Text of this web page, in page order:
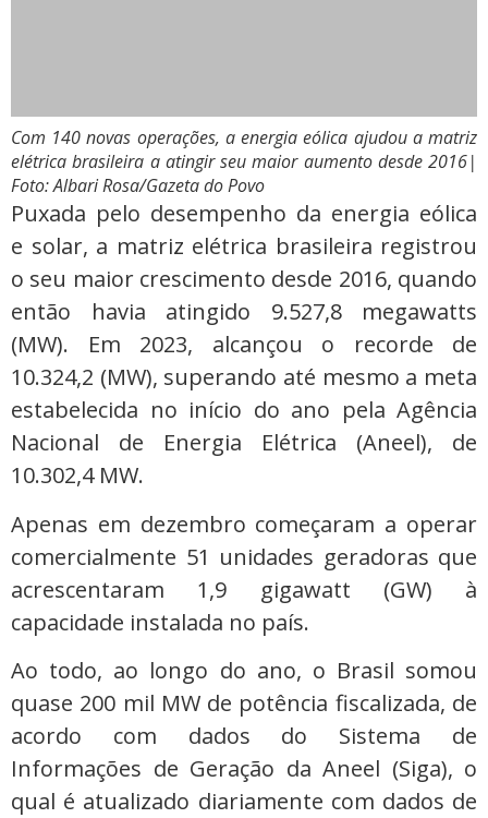
Com 140 novas operações, a energia eólica ajudou a matriz
elétrica brasileira a atingir seu maior aumento desde 2016|
Foto: Albari Rosa/Gazeta do Povo
Puxada pelo desempenho da energia eólica
e solar, a matriz elétrica brasileira registrou
o seu maior crescimento desde 2016, quando
então havia atingido 9.527,8 megawatts
(MW). Em 2023, alcançou o recorde de
10.324,2 (MW), superando até mesmo a meta
estabelecida no início do ano pela Agência
Nacional de Energia Elétrica (Aneel), de
10.302,4 MW.
Apenas em dezembro começaram a operar
comercialmente 51 unidades geradoras que
acrescentaram 1,9 gigawatt (GW) à
capacidade instalada no país.
Ao todo, ao longo do ano, o Brasil somou
quase 200 mil MW de potência fiscalizada, de
acordo com dados do Sistema de
Informações de Geração da Aneel (Siga), o
qual é atualizado diariamente com dados de